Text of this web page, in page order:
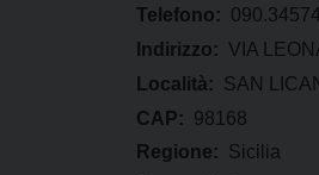
Telefono:
Indirizzo: VIA
Località: SAN
CAP: 98168
Regione: Sicilia